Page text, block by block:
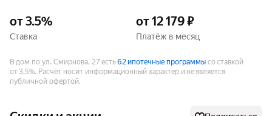
от 3.5%
Ставка
от 12 179 ₽
Платёж в месяц
В дом по ул. Смирнова, 27 есть62 ипотечные программы со ставкой
от 3.5%. Расчёт носит информационный характер и не является
публичной офертой.